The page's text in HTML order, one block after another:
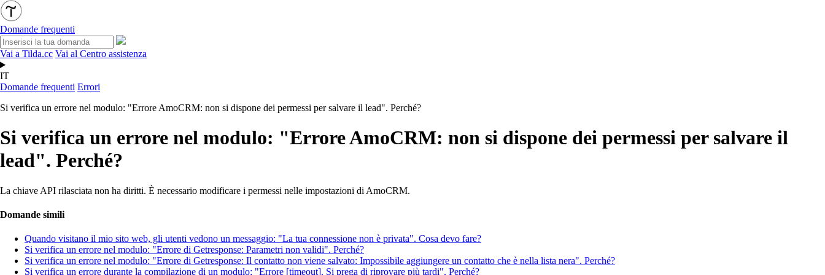
Domande frequenti
Vai a Tilda.cc Vai al Centro assistenza
IT
Domande frequenti Errori
Si verifica un errore nel modulo: "Errore AmoCRM: non si dispone dei permessi per salvare il lead". Perché?
Si verifica un errore nel modulo: "Errore AmoCRM: non si dispone dei permessi per salvare il
lead". Perché?
La chiave API rilasciata non ha diritti. È necessario modificare i permessi nelle impostazioni di AmoCRM.
Domande simili
Quando visitano il mio sito web, gli utenti vedono un messaggio: "La tua connessione non è privata". Cosa devo fare?
Si verifica un errore nel modulo: "Errore di Getresponse: Parametri non validi". Perché?
Si verifica un errore nel modulo: "Errore di Getresponse: Il contatto non viene salvato: Impossibile aggiungere un contatto che è nella lista nera". Perché?
Si verifica un errore durante la compilazione di un modulo: "Errore [timeout]. Si prega di riprovare più tardi". Perché?